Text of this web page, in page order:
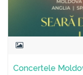
Concertele